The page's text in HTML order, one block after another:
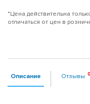
*Цена действительна
отличаться от цен в
Описание Отзывы